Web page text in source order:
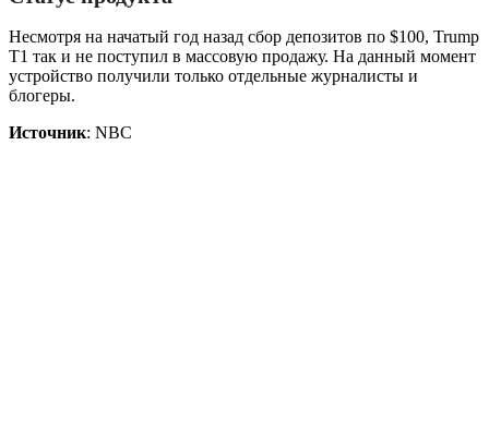
Несмотря на начатый год назад сбор депозитов по $100, Trump
T1 так и не поступил в массовую продажу. На данный момент
устройство получили только отдельные журналисты и
блогеры.
Источник: NBC